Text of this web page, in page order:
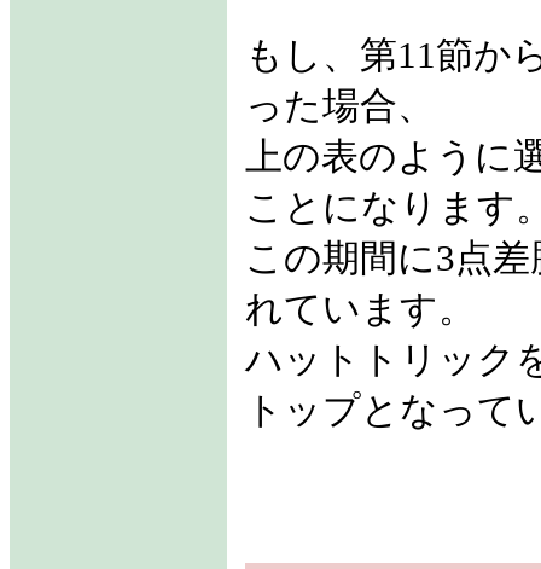
もし、第11節か
った場合、
上の表のように
ことになります
この期間に3点
れています。
ハットトリック
トップとなって